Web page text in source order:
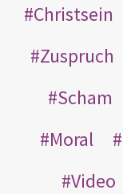
Christsein
Zuspruch
Scham
Moral
Video